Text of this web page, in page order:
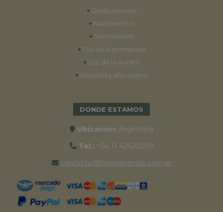
• Graduaciones
• Nacimientos
• San Valentín
• Día de la primavera
• Día de la madre
• Navidad y año nuevo
DONDE ESTAMOS
Ubicación: Argentina
Tel.: +54 11 42520309
contacto@floresavenida.com.ar